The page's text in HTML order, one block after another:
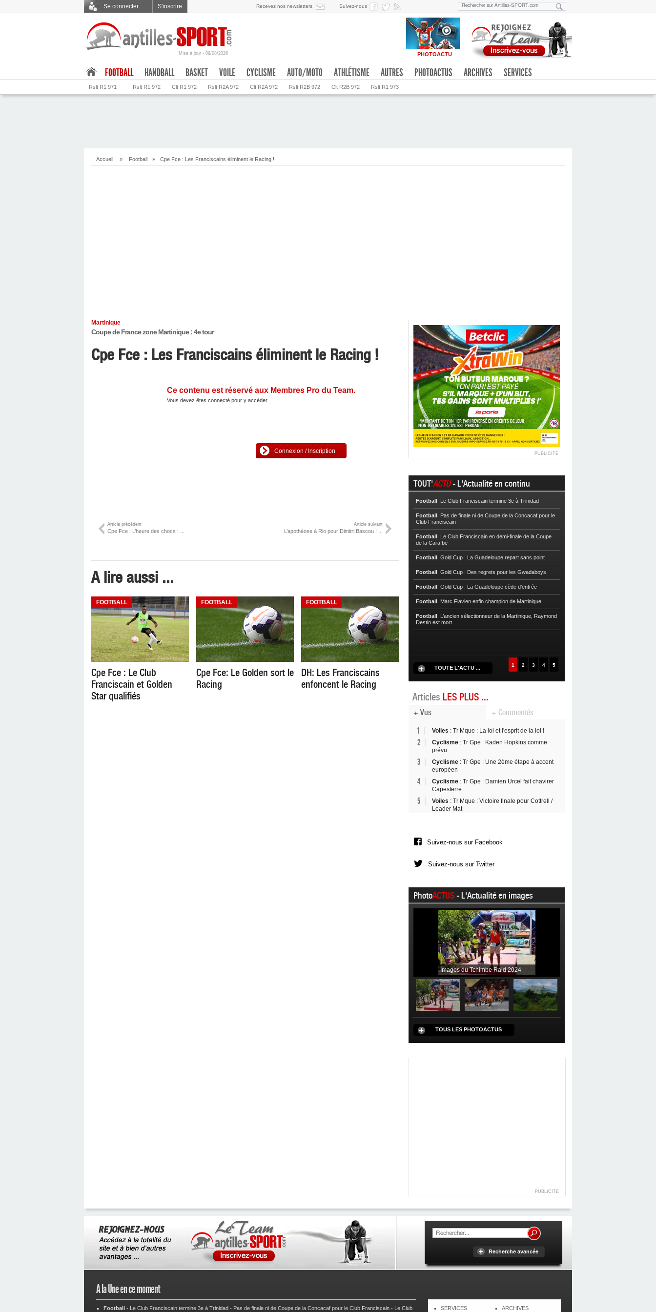
Se connecter S'inscrire Recevez nos newsletters Suivez-nous
Mise à jour - 09/08/2026 PHOTOACTU
FOOTBALL
Rslt R1 971 Rslt R1 972 Clt R1 972 Rslt R2A 972 Clt R2A 972 Rslt R2B 972 Clt R2B 972 Rslt R1 973
HANDBALL BASKET VOILE CYCLISME AUTO/MOTO ATHLÉTISME AUTRES PHOTOACTUS ARCHIVES SERVICES
Accueil » Football » Cpe Fce : Les Franciscains éliminent le Racing !
Martinique
Coupe de France zone Martinique : 4e tour
Cpe Fce : Les Franciscains éliminent le Racing !
Ce contenu est réservé aux Membres Pro du Team.
Vous devez êtes connecté pour y accéder.
Connexion / Inscription
Article précédent
Cpe Fce : L’heure des chocs ! ...
Article suivant
L’apothéose à Rio pour Dimitri Bascou ! ...
A lire aussi ...
FOOTBALL
Cpe Fce : Le Club
Franciscain et Golden
Star qualifiés
FOOTBALL
Cpe Fce: Le Golden sort le
Racing
FOOTBALL
DH: Les Franciscains
enfoncent le Racing
PUBLICITE
TOUT'ACTU- L'Actualité en continu
Football Le Club Franciscain termine 3e à Trinidad
Football Pas de finale ni de Coupe de la Concacaf pour le
Club Franciscain
Football Le Club Franciscain en demi-finale de la Coupe
de la Caraïbe
Football Gold Cup : La Guadeloupe repart sans point
Football Gold Cup : Des regrets pour les Gwadaboys
Football Gold Cup : La Guadeloupe cède d’entrée
Football Marc Flavien enfin champion de Martinique
Football L’ancien sélectionneur de la Martinique, Raymond
Destin est mort
TOUTE L'ACTU ... 1 2 3 4 5
Articles LES PLUS ...
+ Vus + Commentés
1 Voiles : Tr Mque : La loi et l'esprit de la loi !
2 Cyclisme : Tr Gpe : Kaden Hopkins comme
prévu
3 Cyclisme : Tr Gpe : Une 2ème étape à accent
européen
4 Cyclisme : Tr Gpe : Damien Urcel fait chavirer
Capesterre
5 Voiles : Tr Mque : Victoire finale pour Cottrell /
Leader Mat
Suivez-nous sur Facebook
Suivez-nous sur Twitter
PhotoACTUS- L'Actualité en images
Images du Tchimbe Raid 2024
TOUS LES PHOTOACTUS
PUBLICITE
Recherche avancée
A la Une en ce moment
Football - Le Club Franciscain termine 3e à Trinidad - Pas de finale ni de Coupe de la Concacaf pour le Club Franciscain - Le Club SERVICES ARCHIVES